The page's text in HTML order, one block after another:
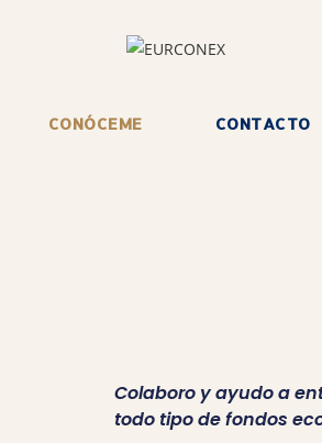
CONÓCEME CONTACTO
Colaboro y ayudo a
todo tipo de fondos